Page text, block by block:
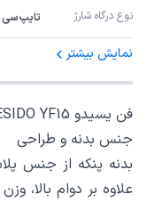
نوع درگاه شارژ تایپ‌سی
نمایش بیشتر
فن یسیدو YESIDO YF15
جنس بدنه و طراحی
علاوه بر دوام بالا،